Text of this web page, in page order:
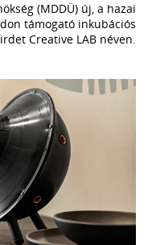
(MDDÜ) új, a hazai
támogató inkubációs
Creative LAB néven.